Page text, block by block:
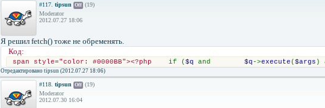
#117. tipsun Off (19)
Moderator
2012.07.27 18:06
Я решил fetch() тоже не обременять.
Код:
span style="color: #0000BB"><?php if ($q and $q->execute($args
Отредактировано tipsun (2012.07.27 18:06)
#118. tipsun Off (19)
Moderator
2012.07.30 16:04